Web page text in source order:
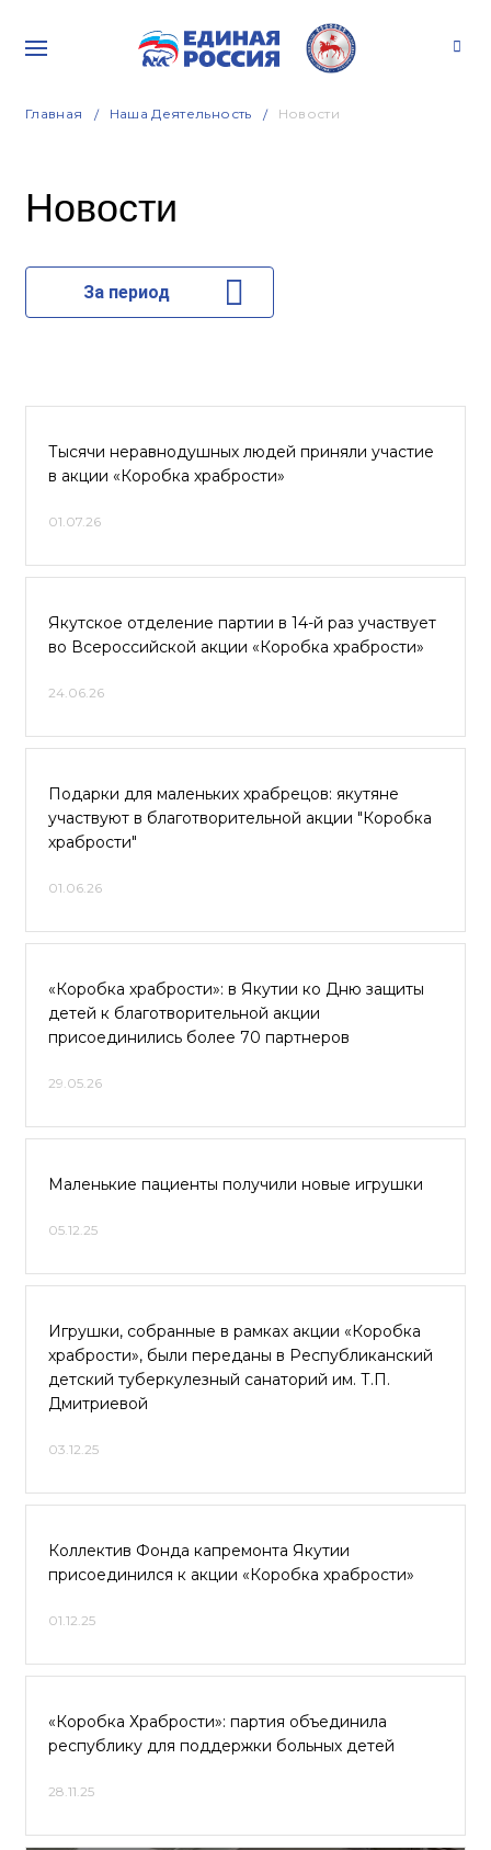
Главная Наша Деятельность Новости
Новости
За период
Тысячи неравнодушных людей приняли участие
в акции «Коробка храбрости»
01.07.26
Якутское отделение партии в 14-й раз участвует
во Всероссийской акции «Коробка храбрости»
24.06.26
Подарки для маленьких храбрецов: якутяне
участвуют в благотворительной акции "Коробка
храбрости"
01.06.26
«Коробка храбрости»: в Якутии ко Дню защиты
детей к благотворительной акции
присоединились более 70 партнеров
29.05.26
Маленькие пациенты получили новые игрушки
05.12.25
Игрушки, собранные в рамках акции «Коробка
храбрости», были переданы в Республиканский
детский туберкулезный санаторий им. Т.П.
Дмитриевой
03.12.25
Коллектив Фонда капремонта Якутии
присоединился к акции «Коробка храбрости»
01.12.25
«Коробка Храбрости»: партия объединила
республику для поддержки больных детей
28.11.25